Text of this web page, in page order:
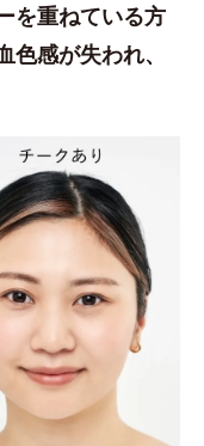
を重ねている方
感が失われ、